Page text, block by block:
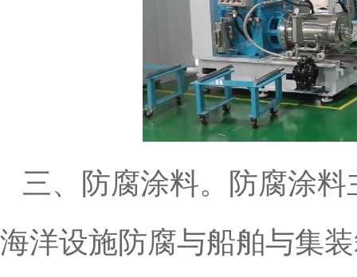
三、防腐涂料。防腐涂
海洋设施防腐与船舶与集